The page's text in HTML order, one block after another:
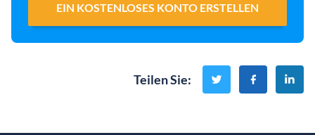
EIN KOSTENLOSES KONTO ERSTELLEN
Teilen Sie: